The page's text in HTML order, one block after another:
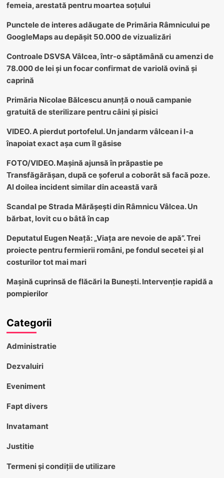
femeia, arestată pentru moartea soțului
Punctele de interes adăugate de Primăria Râmnicului pe
GoogleMaps au depășit 50.000 de vizualizări
Controale DSVSA Vâlcea, într-o săptămână cu amenzi de
78.000 de lei și un focar confirmat de variolă ovină și
caprină
Primăria Nicolae Bălcescu anunță o nouă campanie
gratuită de sterilizare pentru câini și pisici
VIDEO. A pierdut portofelul. Un jandarm vâlcean i l-a
înapoiat exact așa cum îl găsise
FOTO/VIDEO. Mașină ajunsă în prăpastie pe
Transfăgărășan, după ce șoferul a coborât să facă poze.
Al doilea incident similar din această vară
Scandal pe Strada Mărășești din Râmnicu Vâlcea. Un
bărbat, lovit cu o bâtă în cap
Deputatul Eugen Neață: „Viața are nevoie de apă”. Trei
proiecte pentru fermierii români, pe fondul secetei și al
costurilor tot mai mari
Mașină cuprinsă de flăcări la Bunești. Intervenție rapidă a
pompierilor
Categorii
Administratie
Dezvaluiri
Eveniment
Fapt divers
Invatamant
Justitie
Termeni și condiții de utilizare